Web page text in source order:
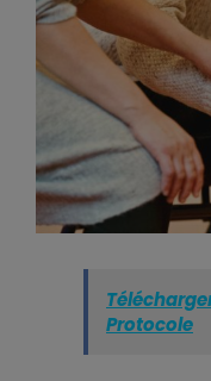
Protocole